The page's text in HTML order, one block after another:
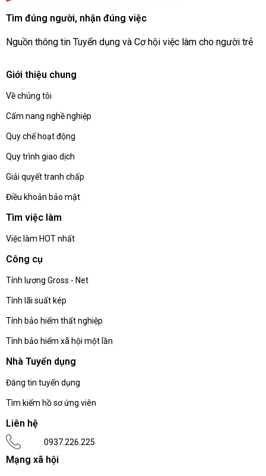
Tìm đúng người, nhận đúng việc
Nguồn thông tin Tuyển dụng và Cơ hội việc làm cho người trẻ
Giới thiệu chung
Về chúng tôi
Cẩm nang nghề nghiệp
Quy chế hoạt động
Quy trình giao dịch
Giải quyết tranh chấp
Điều khoản bảo mật
Tìm việc làm
Việc làm HOT nhất
Công cụ
Tính lương Gross - Net
Tính lãi suất kép
Tính bảo hiểm thất nghiệp
Tính bảo hiểm xã hội một lần
Nhà Tuyển dụng
Đăng tin tuyển dụng
Tìm kiếm hồ sơ ứng viên
Liên hệ
0937.226.225
Mạng xã hội